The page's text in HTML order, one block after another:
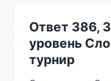
УРОВЕНЬ
СЛОВА
ТУРНИР
Ответ 386,
уровень
турнир